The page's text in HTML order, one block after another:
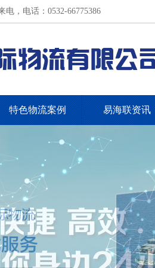
，电话：0532-66775386
特色物流案例 易海联资讯